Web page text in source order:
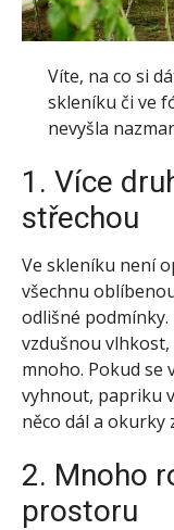
Víte, na co si
skleníku či ve
nevyšla
1. Více
střechou
Ve skleníku není
všechnu
odlišné
vzdušnou
mnoho. Pokud se
vyhnout, papriku
něco dál a okurky
2. Mnoho
prostoru